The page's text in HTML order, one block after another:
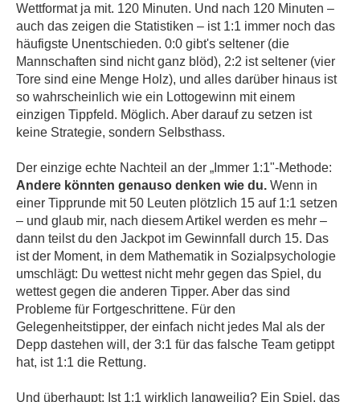
Wettformat ja mit. 120 Minuten. Und nach 120 Minuten –
auch das zeigen die Statistiken – ist 1:1 immer noch das
häufigste Unentschieden. 0:0 gibt's seltener (die
Mannschaften sind nicht ganz blöd), 2:2 ist seltener (vier
Tore sind eine Menge Holz), und alles darüber hinaus ist
so wahrscheinlich wie ein Lottogewinn mit einem
einzigen Tippfeld. Möglich. Aber darauf zu setzen ist
keine Strategie, sondern Selbsthass.
Der einzige echte Nachteil an der „Immer 1:1"-Methode:
Andere könnten genauso denken wie du. Wenn in
einer Tipprunde mit 50 Leuten plötzlich 15 auf 1:1 setzen
– und glaub mir, nach diesem Artikel werden es mehr –
dann teilst du den Jackpot im Gewinnfall durch 15. Das
ist der Moment, in dem Mathematik in Sozialpsychologie
umschlägt: Du wettest nicht mehr gegen das Spiel, du
wettest gegen die anderen Tipper. Aber das sind
Probleme für Fortgeschrittene. Für den
Gelegenheitstipper, der einfach nicht jedes Mal als der
Depp dastehen will, der 3:1 für das falsche Team getippt
hat, ist 1:1 die Rettung.
Und überhaupt: Ist 1:1 wirklich langweilig? Ein Spiel, das